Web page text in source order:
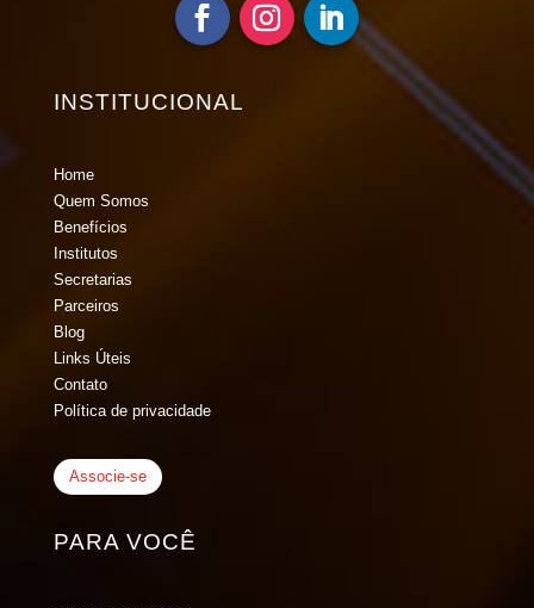
INSTITUCIONAL
Home
Quem Somos
Benefícios
Institutos
Secretarias
Parceiros
Blog
Links Úteis
Contato
Política de privacidade
Associe-se
PARA VOCÊ